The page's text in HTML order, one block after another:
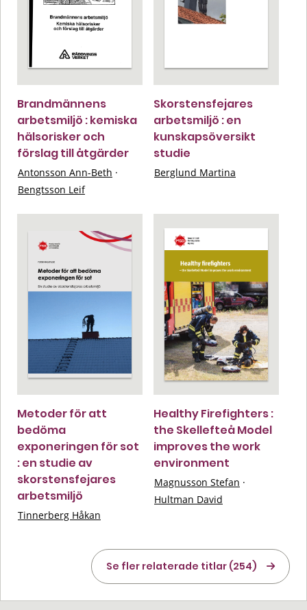
Brandmännens
arbetsmiljö : kemiska
hälsorisker och
förslag till åtgärder
Antonsson Ann-Beth ·
Bengtsson Leif
Skorstensfejares
arbetsmiljö : en
kunskapsöversikt
studie
Berglund Martina
Metoder för att
bedöma
exponeringen för sot
: en studie av
skorstensfejares
arbetsmiljö
Tinnerberg Håkan
Healthy Firefighters :
the Skellefteå Model
improves the work
environment
Magnusson Stefan ·
Hultman David
Se fler relaterade titlar (254)